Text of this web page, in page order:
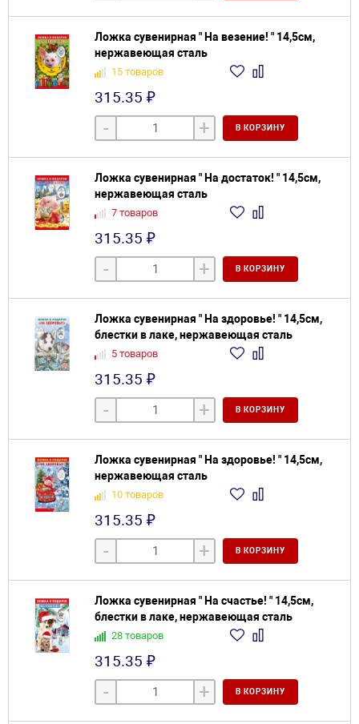
Ложка сувенирная " На везение! " 14,5см,
нержавеющая сталь
15 товаров
315.35 ₽
- + В КОРЗИНУ
Ложка сувенирная " На достаток! " 14,5см,
нержавеющая сталь
7 товаров
315.35 ₽
- + В КОРЗИНУ
Ложка сувенирная " На здоровье! " 14,5см,
блестки в лаке, нержавеющая сталь
5 товаров
315.35 ₽
- + В КОРЗИНУ
Ложка сувенирная " На здоровье! " 14,5см,
нержавеющая сталь
10 товаров
315.35 ₽
- + В КОРЗИНУ
Ложка сувенирная " На счастье! " 14,5см,
блестки в лаке, нержавеющая сталь
28 товаров
315.35 ₽
- + В КОРЗИНУ